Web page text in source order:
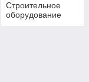
Строительное
оборудование